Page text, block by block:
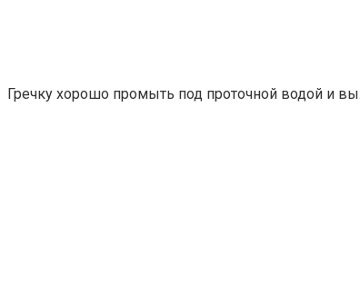
Гречку хорошо промыть под проточной водой и